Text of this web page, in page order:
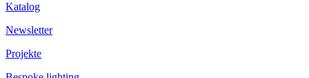
Katalog
Newsletter
Projekte